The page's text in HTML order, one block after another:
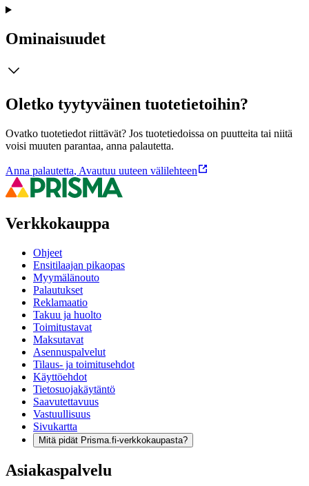
Ominaisuudet
Oletko tyytyväinen tuotetietoihin?
Ovatko tuotetiedot riittävät? Jos tuotetiedoissa on puutteita tai niitä
voisi muuten parantaa, anna palautetta.
Anna palautetta, Avautuu uuteen välilehteen
Verkkokauppa
Ohjeet
Ensitilaajan pikaopas
Myymälänouto
Palautukset
Reklamaatio
Takuu ja huolto
Toimitustavat
Maksutavat
Asennuspalvelut
Tilaus- ja toimitusehdot
Käyttöehdot
Tietosuojakäytäntö
Saavutettavuus
Vastuullisuus
Sivukartta
Mitä pidät Prisma.fi-verkkokaupasta?
Asiakaspalvelu